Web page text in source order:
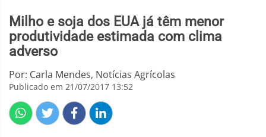
Milho e soja dos EUA já têm menor
produtividade estimada com clima
adverso
Por: Carla Mendes, Notícias Agrícolas
Publicado em 21/07/2017 13:52